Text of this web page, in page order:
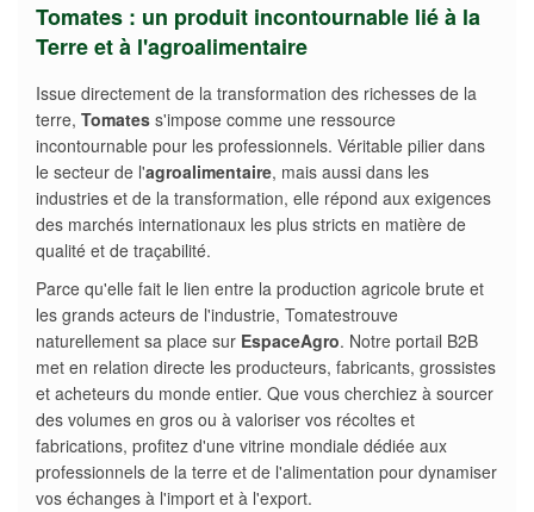
Tomates : un produit incontournable lié à la
Terre et à l'agroalimentaire
Issue directement de la transformation des richesses de la
terre, Tomates s'impose comme une ressource
incontournable pour les professionnels. Véritable pilier dans
le secteur de l'agroalimentaire, mais aussi dans les
industries et de la transformation, elle répond aux exigences
des marchés internationaux les plus stricts en matière de
qualité et de traçabilité.
Parce qu'elle fait le lien entre la production agricole brute et
les grands acteurs de l'industrie, Tomatestrouve
naturellement sa place sur EspaceAgro. Notre portail B2B
met en relation directe les producteurs, fabricants, grossistes
et acheteurs du monde entier. Que vous cherchiez à sourcer
des volumes en gros ou à valoriser vos récoltes et
fabrications, profitez d'une vitrine mondiale dédiée aux
professionnels de la terre et de l'alimentation pour dynamiser
vos échanges à l'import et à l'export.